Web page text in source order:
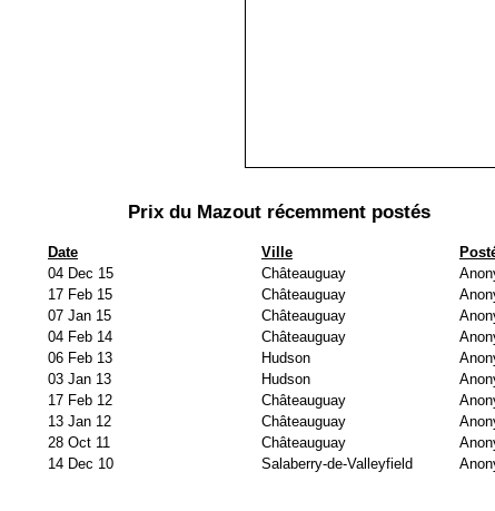
Prix du Mazout récemment postés
Date Ville
04 Dec 15 Châteauguay
17 Feb 15 Châteauguay
07 Jan 15 Châteauguay
04 Feb 14 Châteauguay
06 Feb 13 Hudson
03 Jan 13 Hudson
17 Feb 12 Châteauguay
13 Jan 12 Châteauguay
28 Oct 11 Châteauguay
14 Dec 10 Salaberry-de-Valleyfield